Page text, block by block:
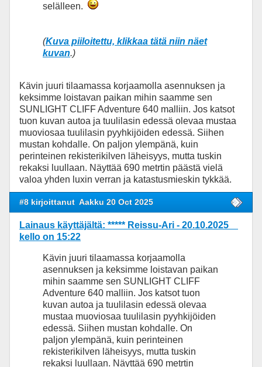
selälleen.
(Kuva piiloitettu, klikkaa tätä niin näet
kuvan.)
Kävin juuri tilaamassa korjaamolla asennuksen ja
keksimme loistavan paikan mihin saamme sen
SUNLIGHT CLIFF Adventure 640 malliin. Jos katsot
tuon kuvan autoa ja tuulilasin edessä olevaa mustaa
muoviosaa tuulilasin pyyhkijöiden edessä. Siihen
mustan kohdalle. On paljon ylempänä, kuin
perinteinen rekisterikilven läheisyys, mutta tuskin
rekaksi luullaan. Näyttää 690 metrtin päästä vielä
valoa yhden luxin verran ja katastusmieskin tykkää.
#8 kirjoittanut Aakku 20 Oct 2025
Lainaus käyttäjältä: ***** Reissu-Ari - 20.10.2025
kello on 15:22
Kävin juuri tilaamassa korjaamolla
asennuksen ja keksimme loistavan paikan
mihin saamme sen SUNLIGHT CLIFF
Adventure 640 malliin. Jos katsot tuon
kuvan autoa ja tuulilasin edessä olevaa
mustaa muoviosaa tuulilasin pyyhkijöiden
edessä. Siihen mustan kohdalle. On
paljon ylempänä, kuin perinteinen
rekisterikilven läheisyys, mutta tuskin
rekaksi luullaan. Näyttää 690 metrtin